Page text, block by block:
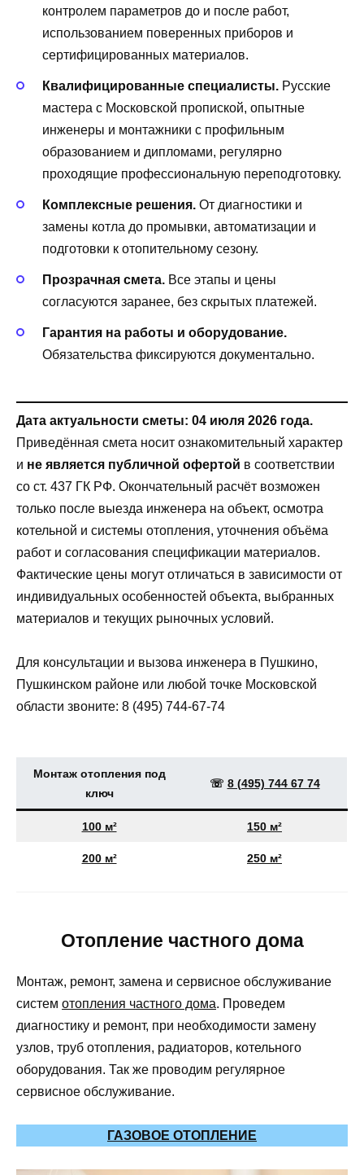
контролем параметров до и после работ,
использованием поверенных приборов и
сертифицированных материалов.
Квалифицированные специалисты. Русские
мастера с Московской пропиской, опытные
инженеры и монтажники с профильным
образованием и дипломами, регулярно
проходящие профессиональную переподготовку.
Комплексные решения. От диагностики и
замены котла до промывки, автоматизации и
подготовки к отопительному сезону.
Прозрачная смета. Все этапы и цены
согласуются заранее, без скрытых платежей.
Гарантия на работы и оборудование.
Обязательства фиксируются документально.
Дата актуальности сметы: 04 июля 2026 года.
Приведённая смета носит ознакомительный характер
и не является публичной офертой в соответствии
со ст. 437 ГК РФ. Окончательный расчёт возможен
только после выезда инженера на объект, осмотра
котельной и системы отопления, уточнения объёма
работ и согласования спецификации материалов.
Фактические цены могут отличаться в зависимости от
индивидуальных особенностей объекта, выбранных
материалов и текущих рыночных условий.
Для консультации и вызова инженера в Пушкино,
Пушкинском районе или любой точке Московской
области звоните: 8 (495) 744‑67‑74
Монтаж отопления под
ключ
☏ 8 (495) 744 67 74
100 м² 150 м²
200 м² 250 м²
Отопление частного дома
Монтаж, ремонт, замена и сервисное обслуживание
систем отопления частного дома. Проведем
диагностику и ремонт, при необходимости замену
узлов, труб отопления, радиаторов, котельного
оборудования. Так же проводим регулярное
сервисное обслуживание.
ГАЗОВОЕ ОТОПЛЕНИЕ